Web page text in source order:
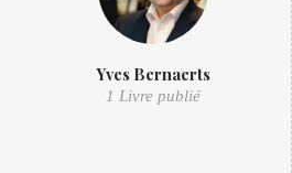
Yves Bernaerts
1 Livre publié